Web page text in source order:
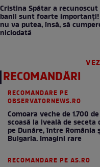
Cristina Spătar a recunoscut
banii sunt foarte importanți!
nu va putea, însă, să
niciodată
RECOMANDĂRI
RECOMANDARE PE
OBSERVATORNEWS.RO
Comoara veche de 1.700
scoasă la iveală de seceta
pe Dunăre, între România
Bulgaria. Imagini rare
RECOMANDARE PE AS.RO